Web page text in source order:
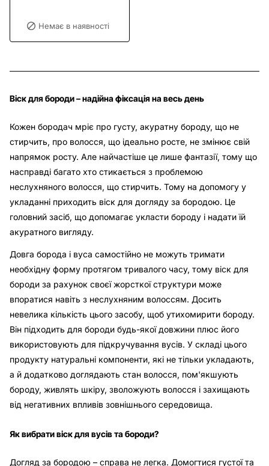
Віск для бороди – надійна фіксація на весь день
Кожен бородач мріє про густу, акуратну бороду, що не
стирчить, про волосся, що ідеально росте, не змінює свій
напрямок росту. Але найчастіше це лише фантазії, тому що
насправді багато хто стикається з проблемою
неслухняного волосся, що стирчить. Тому на допомогу у
укладанні приходить віск для догляду за бородою. Це
головний засіб, що допомагає укласти бороду і надати їй
акуратного вигляду.
Довга борода і вуса самостійно не можуть тримати
необхідну форму протягом тривалого часу, тому віск для
бороди за рахунок своєї жорсткої структури може
впоратися навіть з неслухняним волоссям. Досить
невелика кількість цього засобу, щоб утихомирити бороду.
Він підходить для бороди будь-якої довжини плюс його
використовують для підкручування вусів. У складі цього
продукту натуральні компоненти, які не тільки укладають,
а й додатково доглядають стан волосся, пом'якшують
бороду, живлять шкіру, зволожують волосся і захищають
від негативних впливів зовнішнього середовища.
Як вибрати віск для вусів та бороди?
Догляд за бородою – справа не легка. Домогтися густої та
Немає в наявності